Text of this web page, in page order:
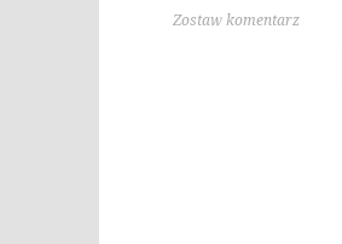
Zostaw komentarz